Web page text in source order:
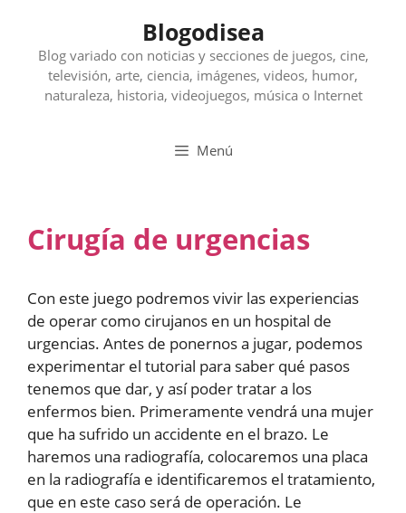
contenido
Blogodisea
Blog variado con noticias y secciones de juegos, cine,
televisión, arte, ciencia, imágenes, videos, humor,
naturaleza, historia, videojuegos, música o Internet
Menú
Cirugía de urgencias
Con este juego podremos vivir las experiencias
de operar como cirujanos en un hospital de
urgencias. Antes de ponernos a jugar, podemos
experimentar el tutorial para saber qué pasos
tenemos que dar, y así poder tratar a los
enfermos bien. Primeramente vendrá una mujer
que ha sufrido un accidente en el brazo. Le
haremos una radiografía, colocaremos una placa
en la radiografía e identificaremos el tratamiento,
que en este caso será de operación. Le